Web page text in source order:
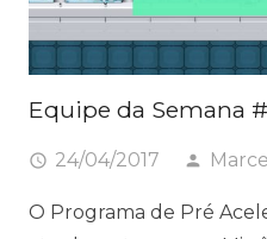
Equipe da Semana
access_time 24/04/2017 person
O Programa de Pré